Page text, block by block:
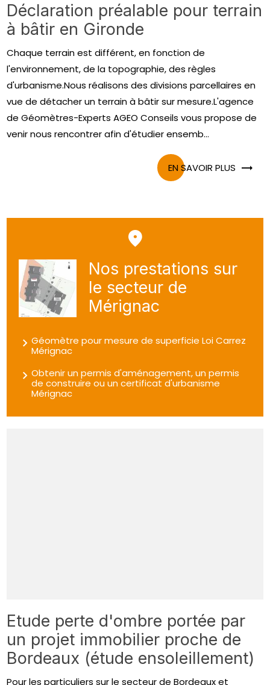
Déclaration préalable pour terrain
à bâtir en Gironde
Chaque terrain est différent, en fonction de
l'environnement, de la topographie, des règles
d'urbanisme.Nous réalisons des divisions parcellaires en
vue de détacher un terrain à bâtir sur mesure.L'agence
de Géomètres-Experts AGEO Conseils vous propose de
venir nous rencontrer afin d'étudier ensemb...
EN SAVOIR PLUS
Nos prestations sur
le secteur de
Mérignac
Géomètre pour mesure de superficie Loi Carrez
Mérignac
Obtenir un permis d'aménagement, un permis
de construire ou un certificat d'urbanisme
Mérignac
Etude perte d'ombre portée par
un projet immobilier proche de
Bordeaux (étude ensoleillement)
Pour les particuliers sur le secteur de Bordeaux et